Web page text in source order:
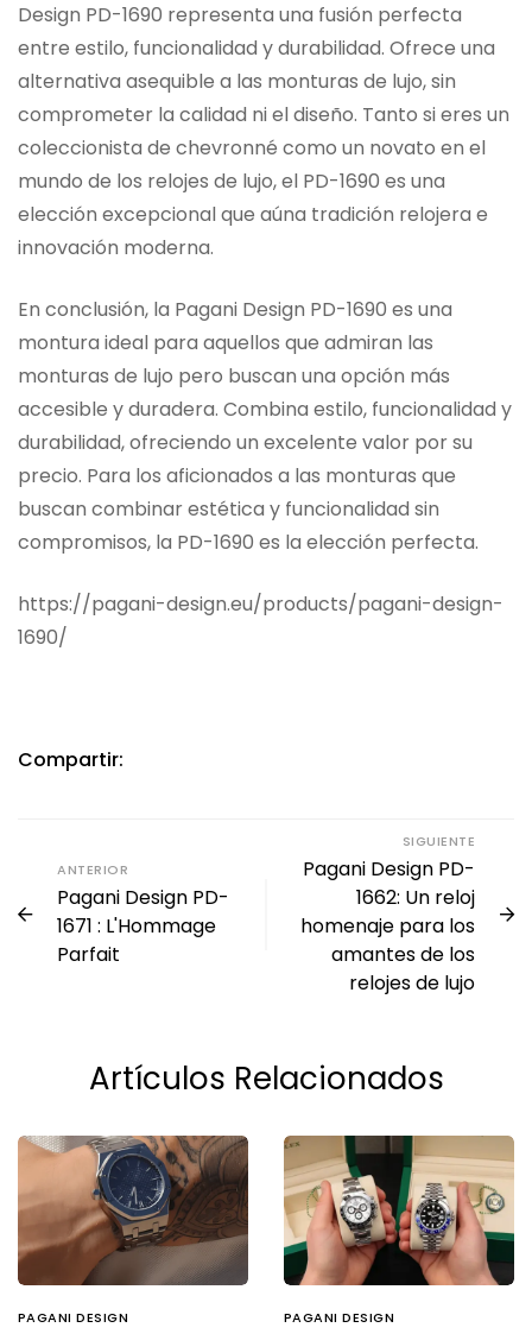
Design PD-1690 representa una fusión perfecta
entre estilo, funcionalidad y durabilidad. Ofrece una
alternativa asequible a las monturas de lujo, sin
comprometer la calidad ni el diseño. Tanto si eres un
coleccionista de chevronné como un novato en el
mundo de los relojes de lujo, el PD-1690 es una
elección excepcional que aúna tradición relojera e
innovación moderna.
En conclusión, la Pagani Design PD-1690 es una
montura ideal para aquellos que admiran las
monturas de lujo pero buscan una opción más
accesible y duradera. Combina estilo, funcionalidad y
durabilidad, ofreciendo un excelente valor por su
precio. Para los aficionados a las monturas que
buscan combinar estética y funcionalidad sin
compromisos, la PD-1690 es la elección perfecta.
https://pagani-design.eu/products/pagani-design-
1690/
Compartir:
ANTERIOR
Pagani Design PD-
1671 : L'Hommage
Parfait
SIGUIENTE
Pagani Design PD-
1662: Un reloj
homenaje para los
amantes de los
relojes de lujo
Artículos Relacionados
PAGANI DESIGN PAGANI DESIGN